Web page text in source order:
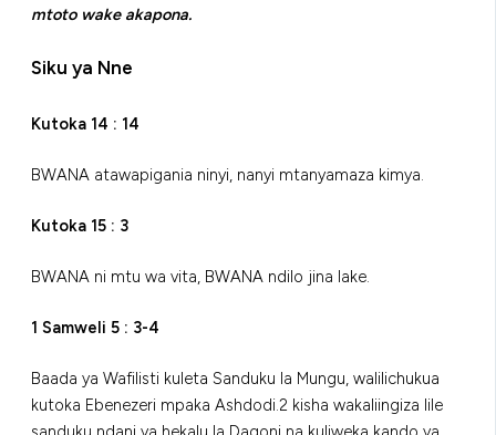
mtoto wake akapona.
Siku ya Nne
Kutoka 14 : 14
BWANA atawapigania ninyi, nanyi mtanyamaza kimya.
Kutoka 15 : 3
BWANA ni mtu wa vita, BWANA ndilo jina lake.
1 Samweli 5 : 3-4
Baada ya Wafilisti kuleta Sanduku la Mungu, walilichukua
kutoka Ebenezeri mpaka Ashdodi.2 kisha wakaliingiza lile